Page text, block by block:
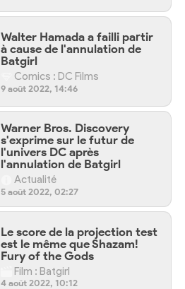
Walter Hamada a failli partir
à cause de l'annulation de
Batgirl
Comics : DC Films
9 août 2022, 14:46
Warner Bros. Discovery
s'exprime sur le futur de
l'univers DC après
l'annulation de Batgirl
Actualité
5 août 2022, 02:27
Le score de la projection test
est le même que Shazam!
Fury of the Gods
Film : Batgirl
4 août 2022, 10:12